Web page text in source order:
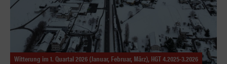
Witterung im 1. Quartal 2026 (Januar, Februar, März), HGT 4.2025-3.2026